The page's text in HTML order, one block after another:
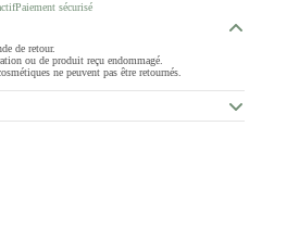
Paiement sécurisé
de retour.
ou de produit reçu endommagé.
ne peuvent pas être retournés.